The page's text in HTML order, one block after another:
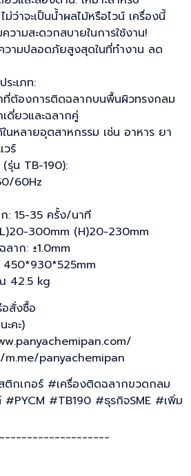
าจะเป็นน้ำผลไม้หรือไวน์ เครื่องนี้
ามสะดวกสบายในการใช้งาน!
วามปลอดภัยสูงสุดในที่ทำงาน ลด
ะเภท:
ต้องการติดฉลากบนพื้นผิวทรงกลม
ดี่ยวและฉลากคู่
นหลายอุตสาหกรรม เช่น อาหาร ยา
วร์
(รุ่น TB-190):
60Hz
ก: 15-35 ครั้ง/นาที
300mm (H)20-230mm
ลาก: ±1.0mm
450*930*525mm
42.5 kg
สั่งซื้อ
ะคะ)
panyachemipan
กเกอร์ #เครื่องติดฉลากขวดกลม
#TB190 #ธุรกิจSME #เพิ่ม